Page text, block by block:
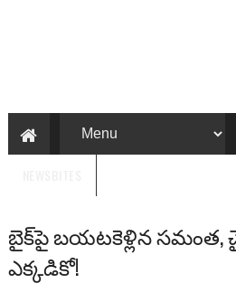
బైక్‌పై బయటకెళ్లిన సమంత,
ఎక్కడికో!